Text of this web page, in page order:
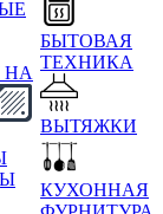
НА
БЫТОВАЯ
ТЕХНИКА
ВЫТЯЖКИ
КУХОННАЯ